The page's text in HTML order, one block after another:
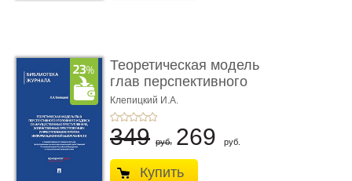
Теоретическая модель
глав перспективного
УК о ...
Клепицкий И.А.
349 руб. 269 руб.
Купить